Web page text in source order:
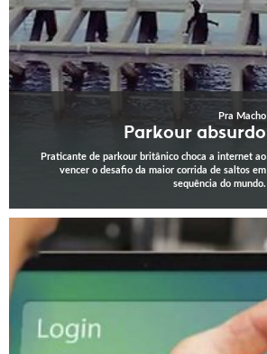
Pra Macho
Parkour absurdo
Praticante de parkour britânico choca a internet ao
vencer o desafio da maior corrida de saltos em
sequência do mundo.